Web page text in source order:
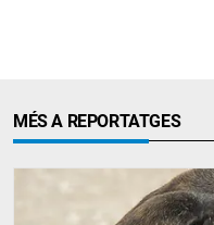
MÉS A REPORTATGES